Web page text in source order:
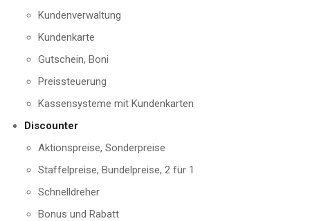
Kundenverwaltung
Kundenkarte
Gutschein, Boni
Preissteuerung
Kassensysteme mit Kundenkarten
Discounter
Aktionspreise, Sonderpreise
Staffelpreise, Bundelpreise, 2 für 1
Schnelldreher
Bonus und Rabatt